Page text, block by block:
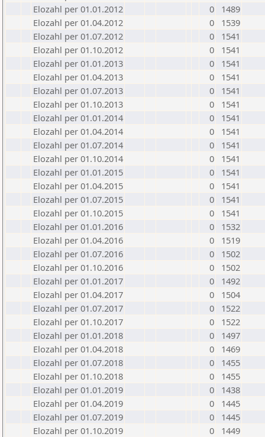
Elozahl per 01.01.2012
0
1489
Elozahl per 01.04.2012
0
1539
Elozahl per 01.07.2012
0
1541
Elozahl per 01.10.2012
0
1541
Elozahl per 01.01.2013
0
1541
Elozahl per 01.04.2013
0
1541
Elozahl per 01.07.2013
0
1541
Elozahl per 01.10.2013
0
1541
Elozahl per 01.01.2014
0
1541
Elozahl per 01.04.2014
0
1541
Elozahl per 01.07.2014
0
1541
Elozahl per 01.10.2014
0
1541
Elozahl per 01.01.2015
0
1541
Elozahl per 01.04.2015
0
1541
Elozahl per 01.07.2015
0
1541
Elozahl per 01.10.2015
0
1541
Elozahl per 01.01.2016
0
1532
Elozahl per 01.04.2016
0
1519
Elozahl per 01.07.2016
0
1502
Elozahl per 01.10.2016
0
1502
Elozahl per 01.01.2017
0
1492
Elozahl per 01.04.2017
0
1504
Elozahl per 01.07.2017
0
1522
Elozahl per 01.10.2017
0
1522
Elozahl per 01.01.2018
0
1497
Elozahl per 01.04.2018
0
1469
Elozahl per 01.07.2018
0
1455
Elozahl per 01.10.2018
0
1455
Elozahl per 01.01.2019
0
1438
Elozahl per 01.04.2019
0
1445
Elozahl per 01.07.2019
0
1445
Elozahl per 01.10.2019
0
1449